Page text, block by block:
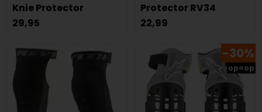
Knie Protector
29,95
Protector RV34
22,99
-30%
op=op